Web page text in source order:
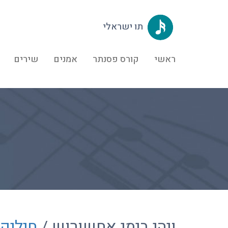
תו ישראלי
ראשי קורס פסנתר אמנים שירים